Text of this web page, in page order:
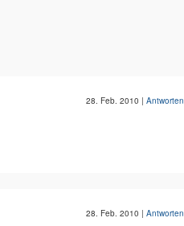
28. Feb. 2010 | Antworten
28. Feb. 2010 | Antworten